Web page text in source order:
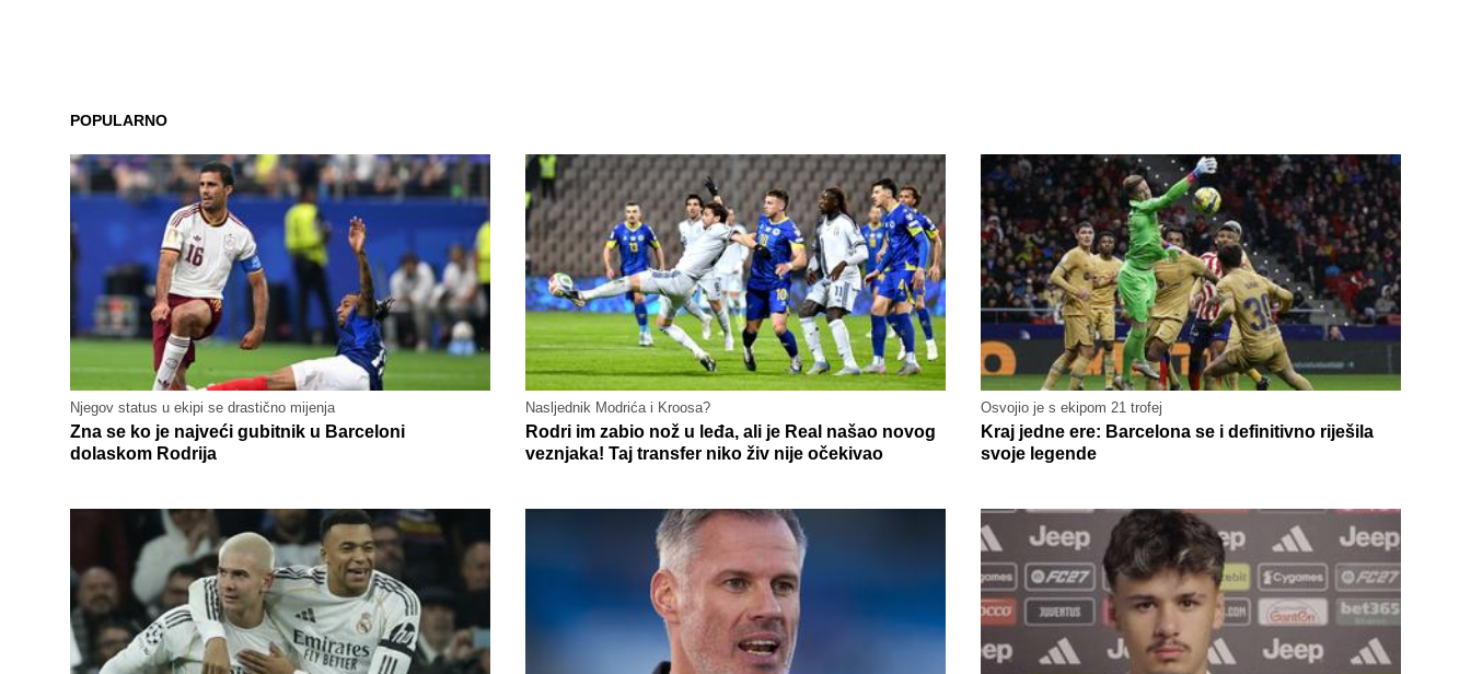
POPULARNO
Njegov status u ekipi se drastično mijenja
Zna se ko je najveći gubitnik u Barceloni
dolaskom Rodrija
Nasljednik Modrića i Kroosa?
Rodri im zabio nož u leđa, ali je Real našao novog
veznjaka! Taj transfer niko živ nije očekivao
Osvojio je s ekipom 21 trofej
Kraj jedne ere: Barcelona se i definitivno riješila
svoje legende